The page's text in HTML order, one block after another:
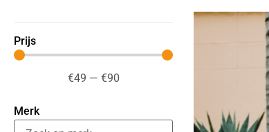
Prijs
€49 — €90
Merk